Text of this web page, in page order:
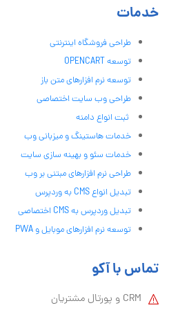
خدمات
طراحی فروشگاه اینترنتی
توسعه OPENCART
توسعه نرم افزارهای متن باز
طراحی وب سایت اختصاصی
ثبت انواع دامنه
خدمات هاستینگ و میزبانی وب
خدمات سئو و بهینه سازی سایت
طراحی نرم افزارهای مبتنی بر وب
تبدیل انواع CMS به وردپرس
تبدیل وردپرس به CMS اختصاصی
توسعه نرم افزارهای موبایل و PWA
تماس با آکو
CRM و پورتال مشتریان